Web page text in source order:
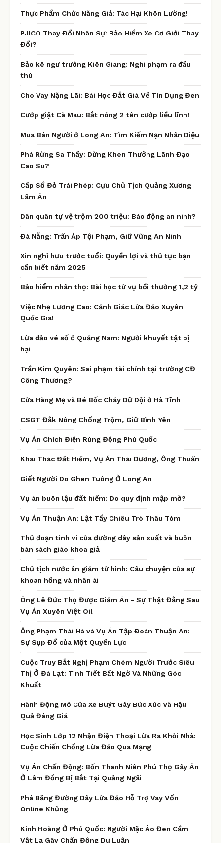
Thực Phẩm Chức Năng Giả: Tác Hại Khôn Lường!
PJICO Thay Đổi Nhân Sự: Bảo Hiểm Xe Cơ Giới Thay
Đổi?
Bảo kê ngư trường Kiên Giang: Nghi phạm ra đầu
thú
Cho Vay Nặng Lãi: Bài Học Đắt Giá Về Tín Dụng Đen
Cướp giật Cà Mau: Bắt nóng 2 tên cướp liều lĩnh!
Mua Bán Người ở Long An: Tìm Kiếm Nạn Nhân Diệu
Phá Rừng Sa Thầy: Dừng Khen Thưởng Lãnh Đạo
Cao Su?
Cấp Sổ Đỏ Trái Phép: Cựu Chủ Tịch Quảng Xương
Lãm Án
Dân quân tự vệ trộm 200 triệu: Báo động an ninh?
Đà Nẵng: Trấn Áp Tội Phạm, Giữ Vững An Ninh
Xin nghỉ hưu trước tuổi: Quyền lợi và thủ tục bạn
cần biết năm 2025
Bảo hiểm nhân thọ: Bài học từ vụ bồi thường 1,2 tỷ
Việc Nhẹ Lương Cao: Cảnh Giác Lừa Đảo Xuyên
Quốc Gia!
Lừa đảo vé số ở Quảng Nam: Người khuyết tật bị
hại
Trần Kim Quyên: Sai phạm tài chính tại trường CĐ
Công Thương?
Cửa Hàng Mẹ và Bé Bốc Cháy Dữ Dội ở Hà Tĩnh
CSGT Đắk Nông Chống Trộm, Giữ Bình Yên
Vụ Án Chích Điện Rúng Động Phú Quốc
Khai Thác Đất Hiếm, Vụ Án Thái Dương, Ông Thuấn
Giết Người Do Ghen Tuông Ở Long An
Vụ án buôn lậu đất hiếm: Do quy định mập mờ?
Vụ Án Thuận An: Lật Tẩy Chiêu Trò Thâu Tóm
Thủ đoạn tinh vi của đường dây sản xuất và buôn
bán sách giáo khoa giả
Chủ tịch nước ân giảm tử hình: Câu chuyện của sự
khoan hồng và nhân ái
Ông Lê Đức Thọ Được Giảm Án - Sự Thật Đằng Sau
Vụ Án Xuyên Việt Oil
Ông Phạm Thái Hà và Vụ Án Tập Đoàn Thuận An:
Sự Sụp Đổ của Một Quyền Lực
Cuộc Truy Bắt Nghị Phạm Chém Người Trước Siêu
Thị Ở Đà Lạt: Tình Tiết Bất Ngờ Và Những Góc
Khuất
Hành Động Mở Cửa Xe Buýt Gây Bức Xúc Và Hậu
Quả Đáng Giá
Học Sinh Lớp 12 Nhận Điện Thoại Lừa Ra Khỏi Nhà:
Cuộc Chiến Chống Lừa Đảo Qua Mạng
Vụ Án Chấn Động: Bốn Thanh Niên Phú Thọ Gây Án
Ở Lâm Đồng Bị Bắt Tại Quảng Ngãi
Phá Băng Đường Dây Lừa Đảo Hỗ Trợ Vay Vốn
Online Khủng
Kinh Hoàng Ở Phú Quốc: Người Mặc Áo Đen Cầm
Vật Lạ Gây Chấn Động Dư Luận